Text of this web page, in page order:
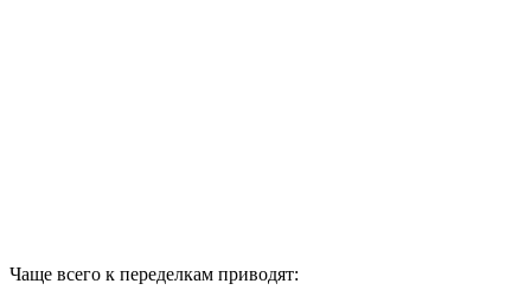
Чаще всего к переделкам приводят: